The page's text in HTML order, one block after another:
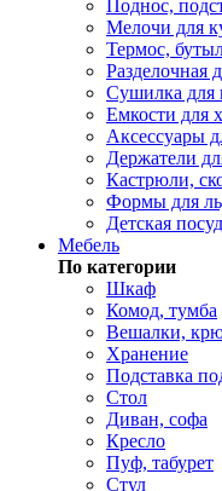
Поднос,
Мелочи для
Термос,
Разделочная
Сушилка для
Емкости для
Аксессуары
Держатели
Кастрюли,
Формы для
Детская
Мебель
По категории
Шкаф
Комод, тумба
Вешалки,
Хранение
Подставка
Стол
Диван, софа
Кресло
Пуф, табурет
Стул